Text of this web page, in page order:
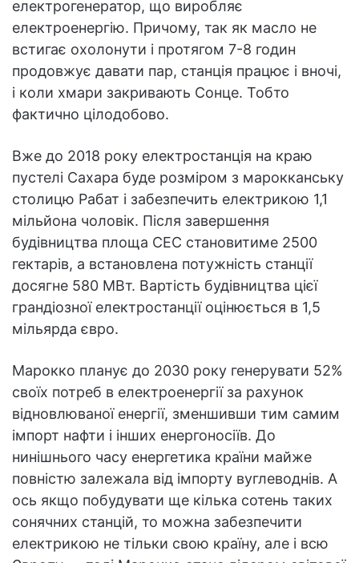
електрогенератор, що виробляє
електроенергію. Причому, так як масло не
встигає охолонути і протягом 7-8 годин
продовжує давати пар, станція працює і вночі,
і коли хмари закривають Сонце. Тобто
фактично цілодобово.
Вже до 2018 року електростанція на краю
пустелі Сахара буде розміром з марокканську
столицю Рабат і забезпечить електрикою 1,1
мільйона чоловік. Після завершення
будівництва площа СЕС становитиме 2500
гектарів, а встановлена потужність станції
досягне 580 МВт. Вартість будівництва цієї
грандіозної електростанції оцінюється в 1,5
мільярда євро.
Марокко планує до 2030 року генерувати 52%
своїх потреб в електроенергії за рахунок
відновлюваної енергії, зменшивши тим самим
імпорт нафти і інших енергоносіїв. До
нинішнього часу енергетика країни майже
повністю залежала від імпорту вуглеводнів. А
ось якщо побудувати ще кілька сотень таких
сонячних станцій, то можна забезпечити
електрикою не тільки свою країну, але і всю